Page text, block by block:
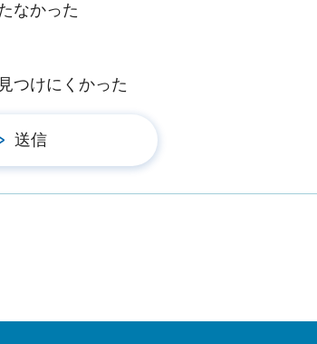
なかった
つけにくかった